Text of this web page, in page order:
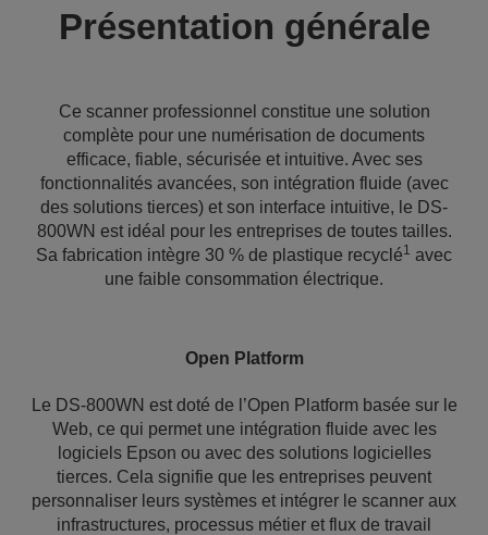
Présentation générale
Ce scanner professionnel constitue une solution
complète pour une numérisation de documents
efficace, fiable, sécurisée et intuitive. Avec ses
fonctionnalités avancées, son intégration fluide (avec
des solutions tierces) et son interface intuitive, le DS-
800WN est idéal pour les entreprises de toutes tailles.
Sa fabrication intègre 30 % de plastique recyclé1 avec
une faible consommation électrique.
Open Platform
Le DS-800WN est doté de l’Open Platform basée sur le
Web, ce qui permet une intégration fluide avec les
logiciels Epson ou avec des solutions logicielles
tierces. Cela signifie que les entreprises peuvent
personnaliser leurs systèmes et intégrer le scanner aux
infrastructures, processus métier et flux de travail